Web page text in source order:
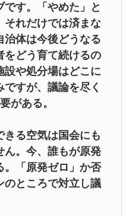
です。「やめた」と
それだけでは済まな
治体は今後どうなる
をどう育て続けるの
設や処分場はどこに
すが、議論を尽く
がある。
きる空気は国会にも
ん。今、誰もが原発
。「原発ゼロ」か否
のところで対立し議